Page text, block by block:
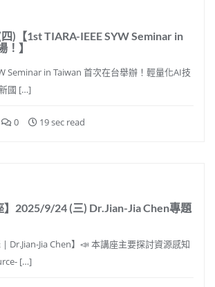
)【1st TIARA-IEEE SYW Seminar in
！】
Seminar in Taiwan 首次在台舉辦！輕量化AI技
國 […]
0 19 sec read
】2025/9/24 (三) Dr.Jian-Jia Chen專題
Dr.Jian-Jia Chen】📣 本講座主要探討資源感知
[…]